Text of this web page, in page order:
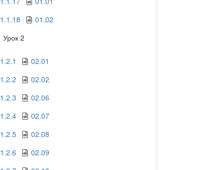
1.1.18
01.02
Урок 2
1.2.1
02.01
1.2.2
02.02
1.2.3
02.06
1.2.4
02.07
1.2.5
02.08
1.2.6
02.09